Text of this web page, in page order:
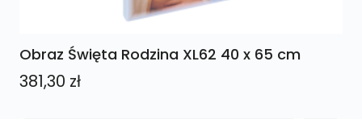
Obraz Święta Rodzina XL62 40 x 65 cm
381,30 zł